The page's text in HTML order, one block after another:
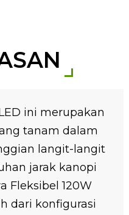
ini merupakan
tanam dalam
langit-langit
jarak kanopi
Fleksibel 120W
dari konfigurasi